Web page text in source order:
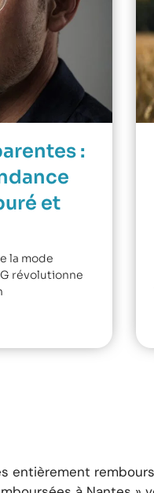
:
et
la mode
révolutionne
entièrement